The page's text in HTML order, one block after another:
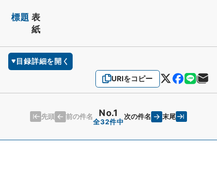
標題 表
紙
目録詳細を開く
URIをコピー
先頭 前の件名 No.1
全32件中
次の件名 末尾